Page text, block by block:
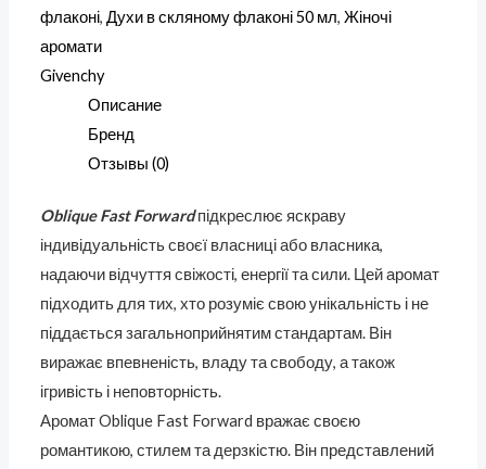
флаконі,Духи в скляному флаконі 50 мл,Жіночі
аромати
Givenchy
Описание
Бренд
Отзывы (0)
Oblique Fast Forwardпідкреслює яскраву
індивідуальність своєї власниці або власника,
надаючи відчуття свіжості, енергії та сили. Цей аромат
підходить для тих, хто розуміє свою унікальність і не
піддається загальноприйнятим стандартам. Він
виражає впевненість, владу та свободу, а також
ігривість і неповторність.
Аромат Oblique Fast Forward вражає своєю
романтикою, стилем та дерзкістю. Він представлений